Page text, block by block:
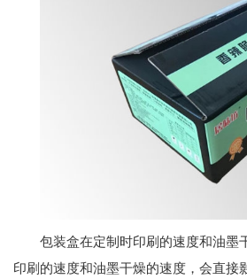
包装盒在定制时印刷的速度和油墨
印刷的速度和油墨干燥的速度，会直接